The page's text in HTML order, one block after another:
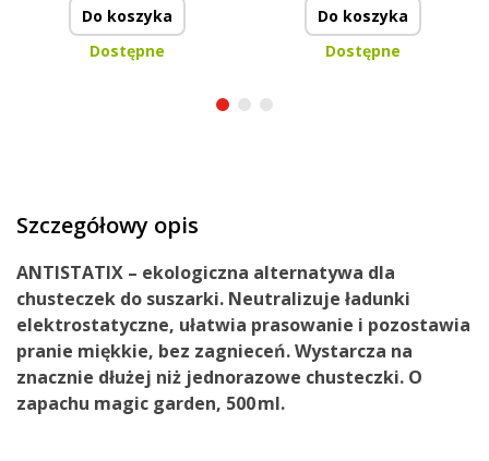
Do koszyka
Dostępne
Do koszyka
Dostępne
Szczegółowy opis
ANTISTATIX – ekologiczna alternatywa dla
chusteczek do suszarki. Neutralizuje ładunki
elektrostatyczne, ułatwia prasowanie i pozostawia
pranie miękkie, bez zagnieceń. Wystarcza na
znacznie dłużej niż jednorazowe chusteczki. O
zapachu magic garden, 500 ml.